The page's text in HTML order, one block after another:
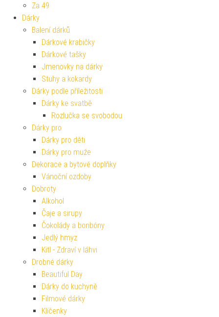
Za 49
Dárky
Balení dárků
Dárkové krabičky
Dárkové tašky
Jmenovky na dárky
Stuhy a kokardy
Dárky podle příležitosti
Dárky ke svatbě
Rozlučka se svobodou
Dárky pro
Dárky pro děti
Dárky pro muže
Dekorace a bytové doplňky
Vánoční ozdoby
Dobroty
Alkohol
Čaje a sirupy
Čokolády a bonbóny
Jedlý hmyz
Kitl - Zdraví v láhvi
Drobné dárky
Beautiful Day
Dárky do kuchyně
Filmové dárky
Klíčenky